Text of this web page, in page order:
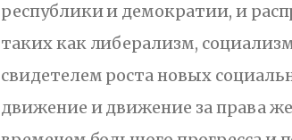
республики и демократии, и
таких как либерализм,
свидетелем роста новых
движение и движение за права